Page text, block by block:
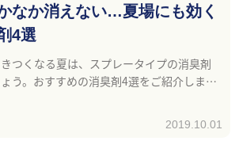
なか消えない…夏場にも効く
4選
つくなる夏は、スプレータイプの消臭剤
う。おすすめの消臭剤4選をご紹介しま
2019.10.01